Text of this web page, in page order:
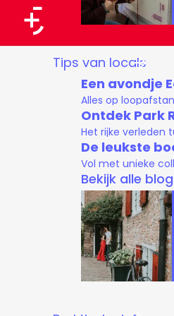
G
r
Tips van locals
Een avondje
Alles op
Ontdek Park
Het rijke verleden
De leukste
Vol met unieke
Bekijk alle